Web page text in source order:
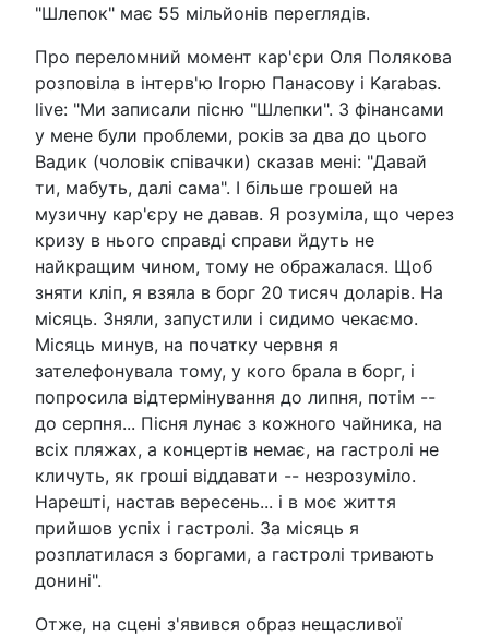
"Шлепок" має 55 мільйонів переглядів.
Про переломний момент кар'єри Оля Полякова
розповіла в інтерв'ю Ігорю Панасову і Karabas.
live: "Ми записали пісню "Шлепки". З фінансами
у мене були проблеми, років за два до цього
Вадик (чоловік співачки) сказав мені: "Давай
ти, мабуть, далі сама". І більше грошей на
музичну кар'єру не давав. Я розуміла, що через
кризу в нього справді справи йдуть не
найкращим чином, тому не ображалася. Щоб
зняти кліп, я взяла в борг 20 тисяч доларів. На
місяць. Зняли, запустили і сидимо чекаємо.
Місяць минув, на початку червня я
зателефонувала тому, у кого брала в борг, і
попросила відтермінування до липня, потім --
до серпня... Пісня лунає з кожного чайника, на
всіх пляжах, а концертів немає, на гастролі не
кличуть, як гроші віддавати -- незрозуміло.
Нарешті, настав вересень... і в моє життя
прийшов успіх і гастролі. За місяць я
розплатилася з боргами, а гастролі тривають
донині".
Отже, на сцені з'явився образ нещасливої